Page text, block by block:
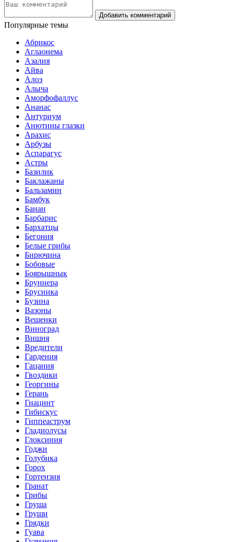
Популярные темы
Абрикос
Аглаонема
Азалия
Айва
Алоэ
Алыча
Аморфофаллус
Ананас
Антуриум
Анютины глазки
Арахис
Арбузы
Аспарагус
Астры
Базилик
Баклажаны
Бальзамин
Бамбук
Банан
Барбарис
Бархатцы
Бегония
Белые грибы
Бирючина
Бобовые
Боярышнык
Бруннера
Брусника
Бузина
Вазоны
Вешенки
Виноград
Вишня
Вредители
Гардения
Гацания
Гвоздики
Георгины
Герань
Гиацинт
Гибискус
Гиппеаструм
Гладиолусы
Глоксиния
Годжи
Голубика
Горох
Гортензия
Гранат
Грибы
Груша
Груши
Грядки
Гуава